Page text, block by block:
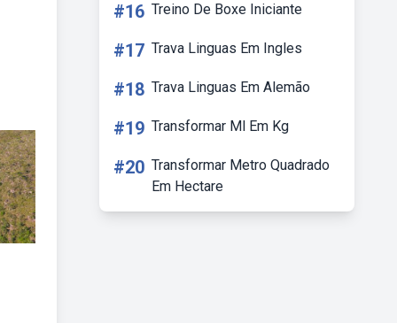
#16 Treino De Boxe Iniciante
#17 Trava Linguas Em Ingles
#18 Trava Linguas Em Alemão
#19 Transformar Ml Em Kg
#20 Transformar Metro Quadrado
Em Hectare